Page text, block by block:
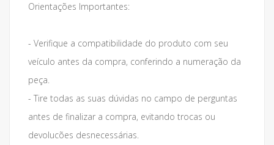
Orientações Importantes:
- Verifique a compatibilidade do produto com seu
veículo antes da compra, conferindo a numeração da
peça.
- Tire todas as suas dúvidas no campo de perguntas
antes de finalizar a compra, evitando trocas ou
devolucões desnecessárias.